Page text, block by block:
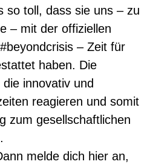
so toll, dass sie uns – zu
– mit der offiziellen
– Zeit für
haben. Die
innovativ und
reagieren und somit
zum gesellschaftlichen
melde dich hier an,